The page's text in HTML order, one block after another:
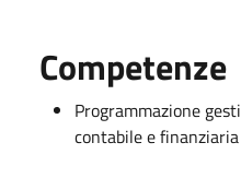
Competenze
Programmazione
contabile e